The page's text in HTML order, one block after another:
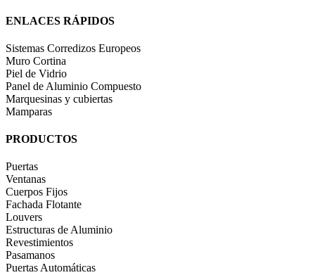
ENLACES RÁPIDOS
Sistemas Corredizos Europeos
Muro Cortina
Piel de Vidrio
Panel de Aluminio Compuesto
Marquesinas y cubiertas
Mamparas
PRODUCTOS
Puertas
Ventanas
Cuerpos Fijos
Fachada Flotante
Louvers
Estructuras de Aluminio
Revestimientos
Pasamanos
Puertas Automáticas